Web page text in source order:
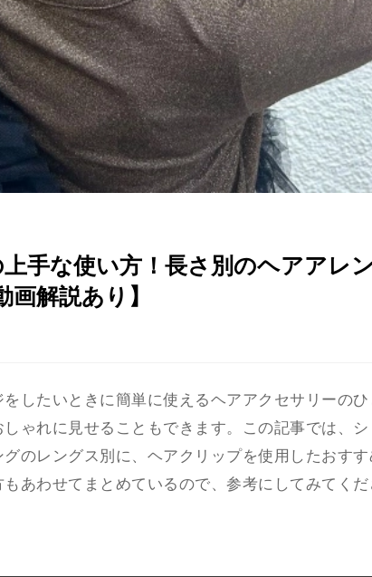
手な使い方！長さ別のヘアアレ
解説あり】
したいときに簡単に使えるヘアアクセサリーの
ゃれに見せることもできます。この記事では、シ
のレングス別に、ヘアクリップを使用したおす
あわせてまとめているので、参考にしてみてくだ